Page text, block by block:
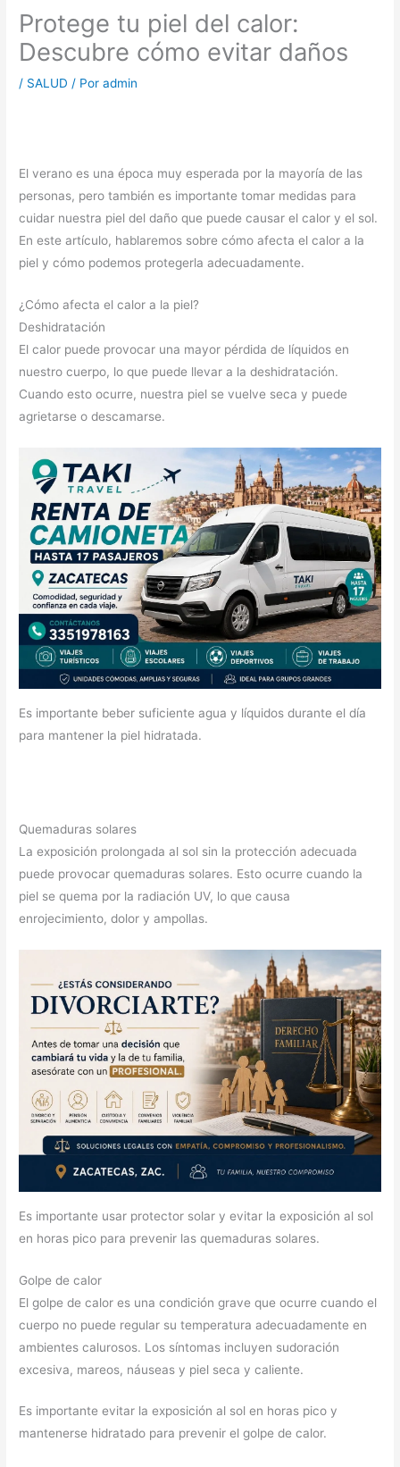
Protege tu piel del calor:
Descubre cómo evitar daños
/ SALUD / Poradmin
El verano es una época muy esperada por la mayoría de las
personas, pero también es importante tomar medidas para
cuidar nuestra piel del daño que puede causar el calor y el sol.
En este artículo, hablaremos sobre cómo afecta el calor a la
piel y cómo podemos protegerla adecuadamente.
¿Cómo afecta el calor a la piel?
Deshidratación
El calor puede provocar una mayor pérdida de líquidos en
nuestro cuerpo, lo que puede llevar a la deshidratación.
Cuando esto ocurre, nuestra piel se vuelve seca y puede
agrietarse o descamarse.
Es importante beber suficiente agua y líquidos durante el día
para mantener la piel hidratada.
Quemaduras solares
La exposición prolongada al sol sin la protección adecuada
puede provocar quemaduras solares. Esto ocurre cuando la
piel se quema por la radiación UV, lo que causa
enrojecimiento, dolor y ampollas.
Es importante usar protector solar y evitar la exposición al sol
en horas pico para prevenir las quemaduras solares.
Golpe de calor
El golpe de calor es una condición grave que ocurre cuando el
cuerpo no puede regular su temperatura adecuadamente en
ambientes calurosos. Los síntomas incluyen sudoración
excesiva, mareos, náuseas y piel seca y caliente.
Es importante evitar la exposición al sol en horas pico y
mantenerse hidratado para prevenir el golpe de calor.